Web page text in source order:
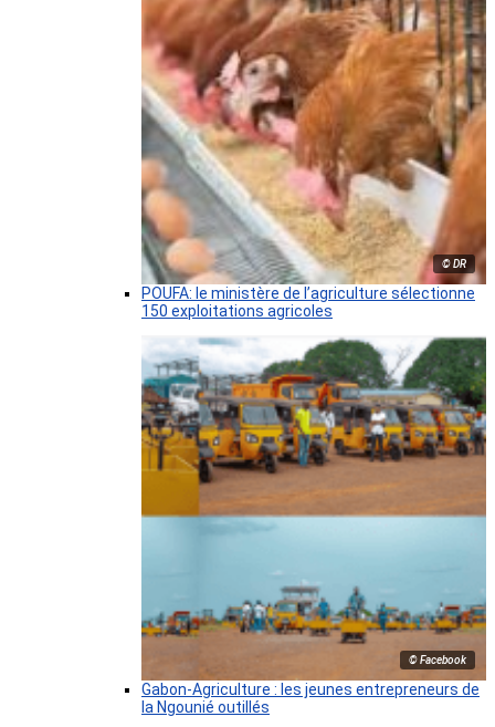
© DR
POUFA: le ministère de l’agriculture sélectionne
150 exploitations agricoles
© Facebook
Gabon-Agriculture : les jeunes entrepreneurs de
la Ngounié outillés